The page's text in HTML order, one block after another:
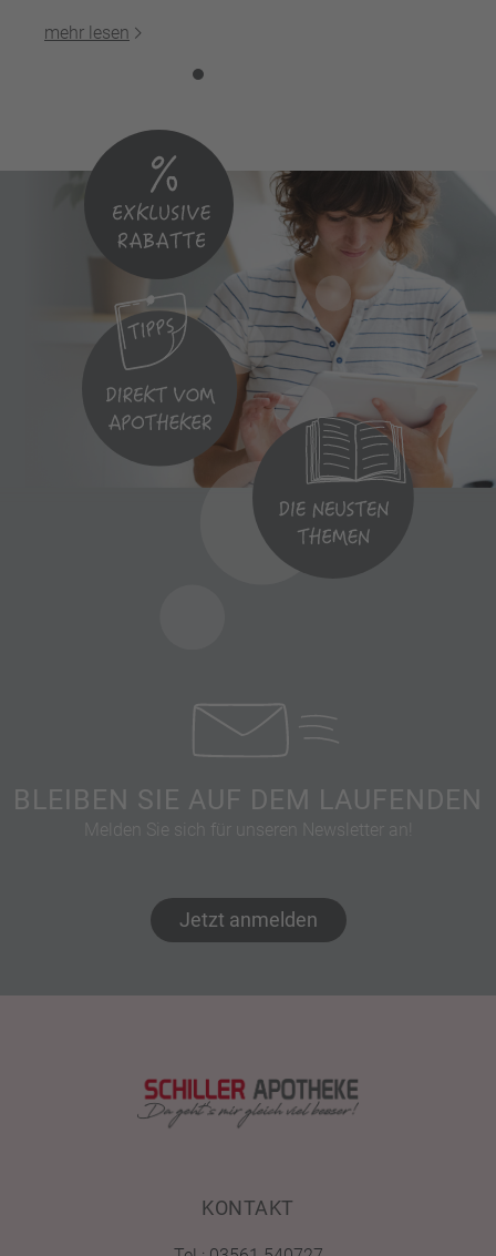
mehr lesen
BLEIBEN SIE AUF DEM LAUFENDEN
Melden Sie sich für unseren Newsletter an!
Jetzt anmelden
KONTAKT